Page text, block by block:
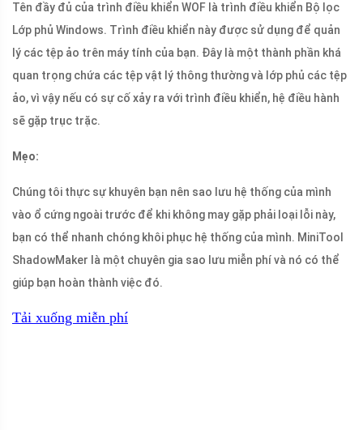
Tên đầy đủ của trình điều khiển WOF là trình điều khiển Bộ lọc
Lớp phủ Windows. Trình điều khiển này được sử dụng để quản
lý các tệp ảo trên máy tính của bạn. Đây là một thành phần khá
quan trọng chứa các tệp vật lý thông thường và lớp phủ các tệp
ảo, vì vậy nếu có sự cố xảy ra với trình điều khiển, hệ điều hành
sẽ gặp trục trặc.
Mẹo:
Chúng tôi thực sự khuyên bạn nên sao lưu hệ thống của mình
vào ổ cứng ngoài trước để khi không may gặp phải loại lỗi này,
bạn có thể nhanh chóng khôi phục hệ thống của mình. MiniTool
ShadowMaker là một chuyên gia sao lưu miễn phí và nó có thể
giúp bạn hoàn thành việc đó.
Tải xuống miễn phí